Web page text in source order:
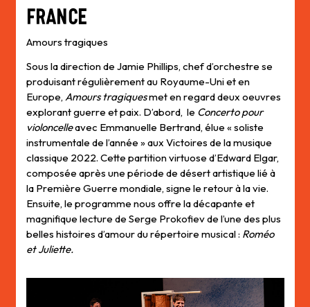
France
Amours tragiques
Sous la direction de Jamie Phillips, chef d’orchestre se
produisant régulièrement au Royaume-Uni et en
Europe, Amours tragiquesmet en regard deux oeuvres
explorant guerre et paix. D’abord, le Concerto pour
violoncelleavec Emmanuelle Bertrand, élue « soliste
instrumentale de l’année » aux Victoires de la musique
classique 2022. Cette partition virtuose d’Edward Elgar,
composée après une période de désert artistique lié à
la Première Guerre mondiale, signe le retour à la vie.
Ensuite, le programme nous offre la décapante et
magnifique lecture de Serge Prokofiev de l’une des plus
belles histoires d’amour du répertoire musical : Roméo
et Juliette.